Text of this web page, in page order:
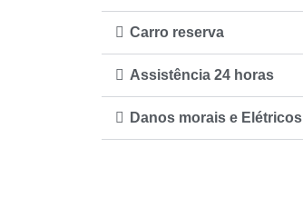
Carro reserva
Assistência 24 horas
Danos morais e Elétricos